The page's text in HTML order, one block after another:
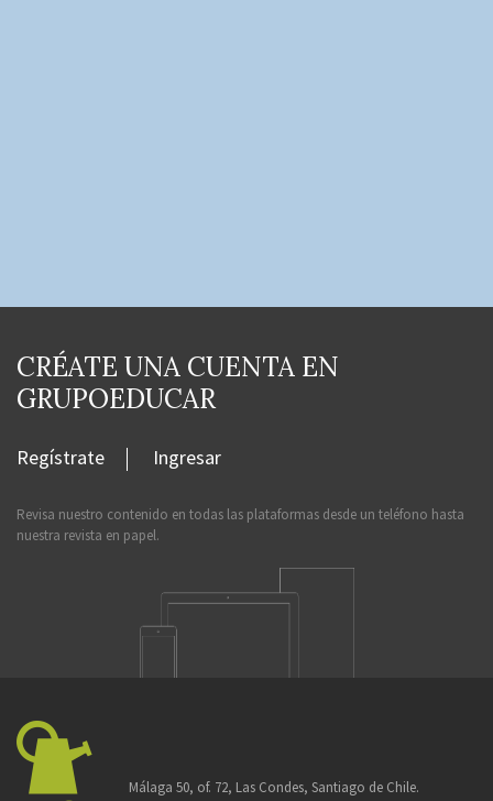
CRÉATE UNA CUENTA EN
GRUPOEDUCAR
Regístrate Ingresar
Revisa nuestro contenido en todas las plataformas desde un teléfono hasta
nuestra revista en papel.
Málaga 50, of. 72, Las Condes, Santiago de Chile.